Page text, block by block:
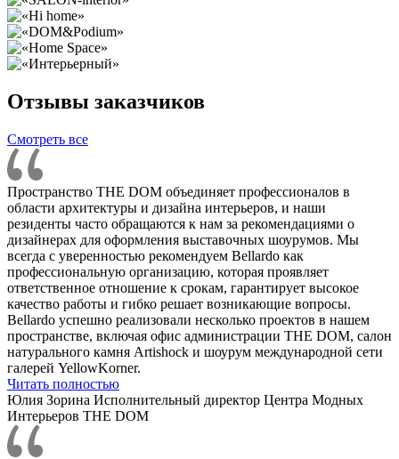
Отзывы заказчиков
Смотреть все
Пространство THE DOM объединяет профессионалов в
области архитектуры и дизайна интерьеров, и наши
резиденты часто обращаются к нам за рекомендациями о
дизайнерах для оформления выставочных шоурумов. Мы
всегда с уверенностью рекомендуем Bellardo как
профессиональную организацию, которая проявляет
ответственное отношение к срокам, гарантирует высокое
качество работы и гибко решает возникающие вопросы.
Bellardo успешно реализовали несколько проектов в нашем
пространстве, включая офис администрации THE DOM, салон
натурального камня Artishock и шоурум международной сети
галерей YellowKorner.
Читать полностью
Юлия Зорина Исполнительный директор Центра Модных
Интерьеров THE DOM